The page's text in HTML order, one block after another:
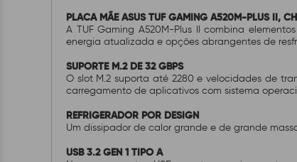
PLACA MÃE ASUS TUF GAMING A520M-PLUS II,
A TUF Gaming A520M-Plus II combina
energia atualizada e opções abrangentes de
SUPORTE M.2 DE 32 GBPS
O slot M.2 suporta até 2280 e velocidades de
carregamento de aplicativos com sistema
REFRIGERADOR POR DESIGN
Um dissipador de calor grande e de grande
USB 3.2 GEN 1 TIPO A